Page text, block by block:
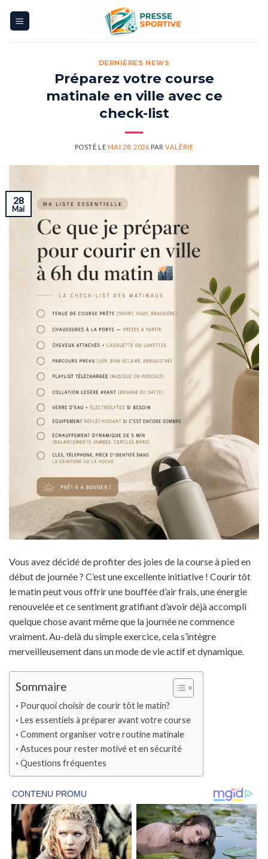
DERNIÈRES NEWS
Préparez votre course
matinale en ville avec ce
check-list
POSTÉ LE MAI 28, 2026 PARVALÉRIE
28
Mai
Vous avez décidé de profiter des joies de la course à pied en
début de journée ? C’est une excellente initiative ! Courir tôt
le matin peut vous offrir une bouffée d’air frais, une énergie
renouvelée et ce sentiment gratifiant d’avoir déjà accompli
quelque chose avant même que la journée ne commence
vraiment. Au-delà du simple exercice, cela s’intègre
merveilleusement dans un mode de vie actif et dynamique.
Sommaire
Pourquoi choisir de courir tôt le matin?
Les essentiels à préparer avant votre course
Comment organiser votre routine matinale
Astuces pour rester motivé et en sécurité
Questions fréquentes